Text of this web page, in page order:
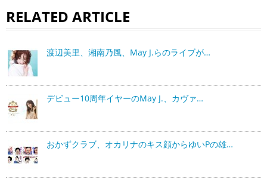
RELATED ARTICLE
渡辺美里、湘南乃風、May J.らのライブが…
デビュー10周年イヤーのMay J.、カヴァ…
おかずクラブ、オカリナのキス顔からゆいPの雄…